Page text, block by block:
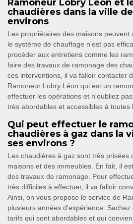
Ramoneur Lobry Léon et
chaudières dans la ville
environs
Les propriétaires des maisons peuvent
le système de chauffage n'est pas
procéder aux entretiens comme les
faire des travaux de ramonage des
ces interventions, il va falloir contacter
Ramoneur Lobry Léon qui est un
effectuer les opérations et n'oubliez
très abordables et accessibles à toutes
Qui peut effectuer le
chaudières à gaz dans la
ses environs ?
Les chaudières à gaz sont très prisées
maisons et des immeubles. En fait, il
des travaux de ramonage. Pour
très difficiles à effectuer, il va falloir
Ainsi, on vous propose le service de
plusieurs années d'expérience.
tarifs qui sont abordables et qui